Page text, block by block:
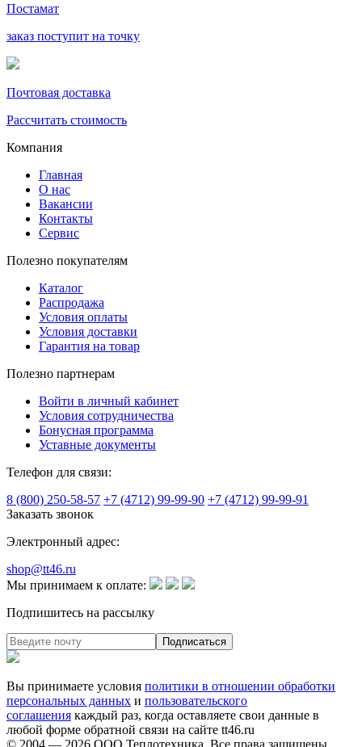
Постамат
заказ поступит на точку
Почтовая доставка
Рассчитать стоимость
Компания
Главная
О нас
Вакансии
Контакты
Сервис
Полезно покупателям
Каталог
Распродажа
Условия оплаты
Условия доставки
Гарантия на товар
Полезно партнерам
Войти в личный кабинет
Условия сотрудничества
Бонусная программа
Уставные документы
Телефон для связи:
8 (800) 250-58-57 +7 (4712) 99-99-90 +7 (4712) 99-99-91
Заказать звонок
Электронный адрес:
shop@tt46.ru
Мы принимаем к оплате:
Подпишитесь на рассылку
Вы принимаете условия политики в отношении обработки
персональных данных и пользовательского
соглашения каждый раз, когда оставляете свои данные в
любой форме обратной связи на сайте tt46.ru
© 2004 — 2026 ООО Теплотехника. Все права защищены